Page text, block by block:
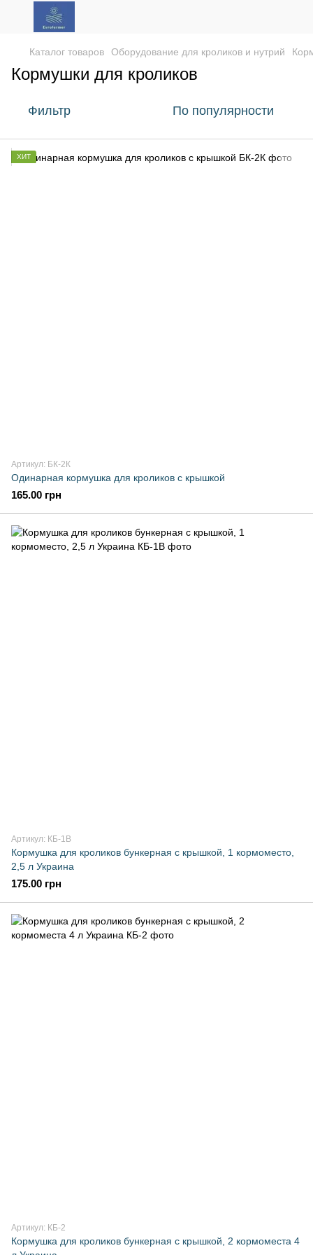
Каталог товаров Оборудование для кроликов и нутрий
Кормушки для кроликов
Фильтр По популярности
ХИТ
Артикул: БК-2К
Одинарная кормушка для кроликов с крышкой
165.00 грн
Артикул: КБ-1В
Кормушка для кроликов бункерная с крышкой, 1 кормоместо,
2,5 л Украина
175.00 грн
Артикул: КБ-2
Кормушка для кроликов бункерная с крышкой, 2 кормоместа 4